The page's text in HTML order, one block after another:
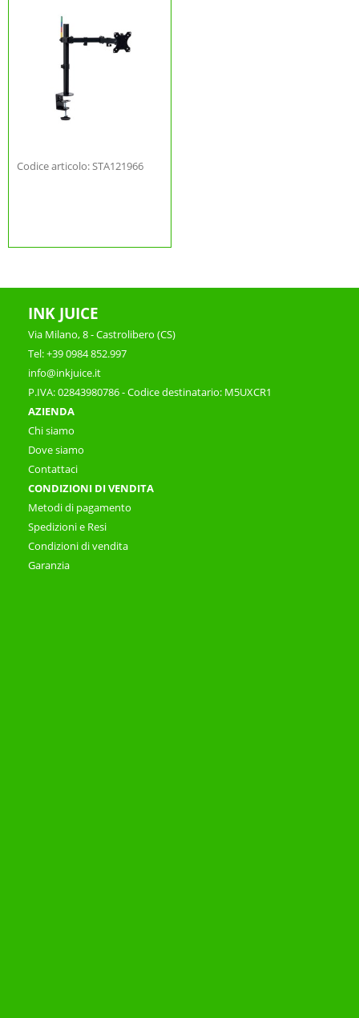
Codice articolo: STA121966
INK JUICE
Via Milano, 8 - Castrolibero (CS)
Tel: +39 0984 852.997
info@inkjuice.it
P.IVA: 02843980786 - Codice destinatario: M5UXCR1
AZIENDA
Chi siamo
Dove siamo
Contattaci
CONDIZIONI DI VENDITA
Metodi di pagamento
Spedizioni e Resi
Condizioni di vendita
Garanzia